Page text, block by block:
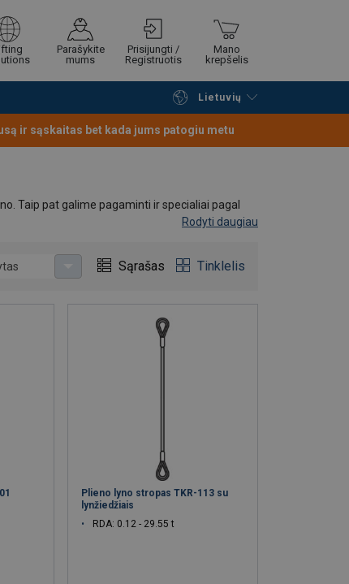
Parašykite
mums
Prisijungti /
Registruotis
Mano
krepšelis
Lietuvių
Tęsti naršymą Tęsti pirkimą
ir sąskaitas bet kada jums patogiu metu
Taip pat galime pagaminti ir specialiai pagal
Rodyti daugiau
Sąrašas Tinklelis
Plieno lyno stropas TKR-113 su
lynžiedžiais
RDA: 0.12 - 29.55 t